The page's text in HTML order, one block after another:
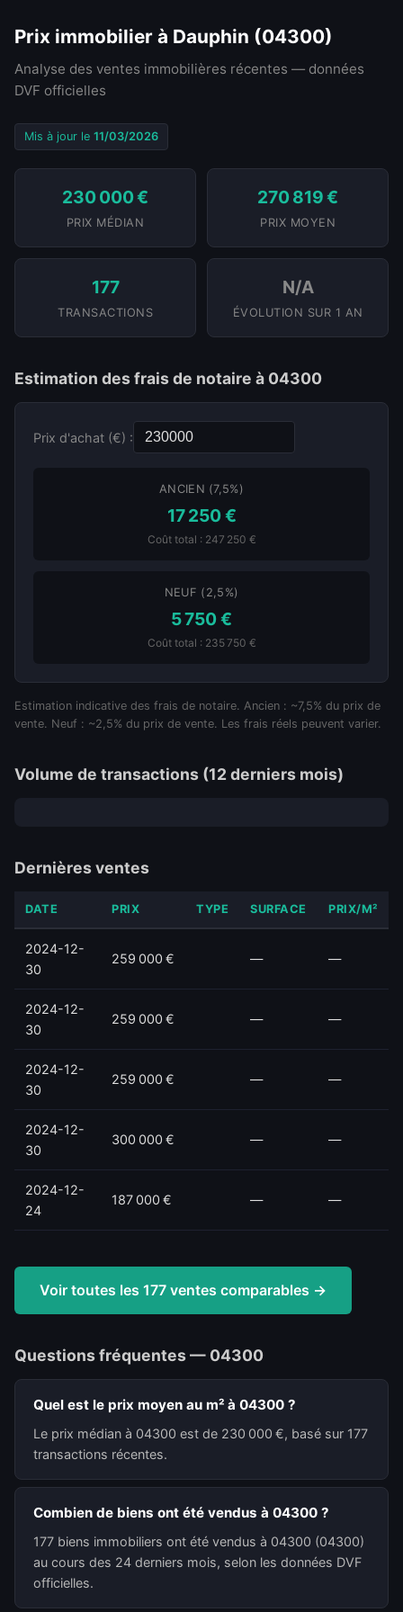
Prix immobilier à Dauphin (04300)
Analyse des ventes immobilières récentes — données
DVF officielles
Mis à jour le 11/03/2026
230 000 €
PRIX MÉDIAN
270 819 €
PRIX MOYEN
177
TRANSACTIONS
N/A
ÉVOLUTION SUR 1 AN
Estimation des frais de notaire à 04300
Prix d'achat (€) :
ANCIEN (7,5%)
17 250 €
Coût total : 247 250 €
NEUF (2,5%)
5 750 €
Coût total : 235 750 €
Estimation indicative des frais de notaire. Ancien : ~7,5% du prix de
vente. Neuf : ~2,5% du prix de vente. Les frais réels peuvent varier.
Volume de transactions (12 derniers mois)
Dernières ventes
DATE PRIX TYPE SURFACE PRIX/M²
2024-12-
30
259 000 € — —
2024-12-
30
259 000 € — —
2024-12-
30
259 000 € — —
2024-12-
30
300 000 € — —
2024-12-
24
187 000 € — —
Voir toutes les 177 ventes comparables →
Questions fréquentes — 04300
Quel est le prix moyen au m² à 04300 ?
Le prix médian à 04300 est de 230 000 €, basé sur 177
transactions récentes.
Combien de biens ont été vendus à 04300 ?
177 biens immobiliers ont été vendus à 04300 (04300)
au cours des 24 derniers mois, selon les données DVF
officielles.